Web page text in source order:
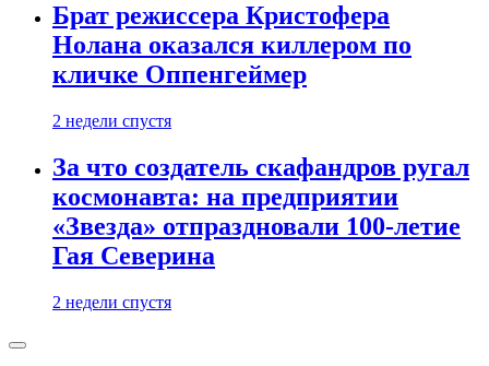
Брат режиссера Кристофера
Нолана оказался киллером по
кличке Оппенгеймер
2 недели спустя
За что создатель скафандров ругал
космонавта: на предприятии
«Звезда» отпраздновали 100-летие
Гая Северина
2 недели спустя